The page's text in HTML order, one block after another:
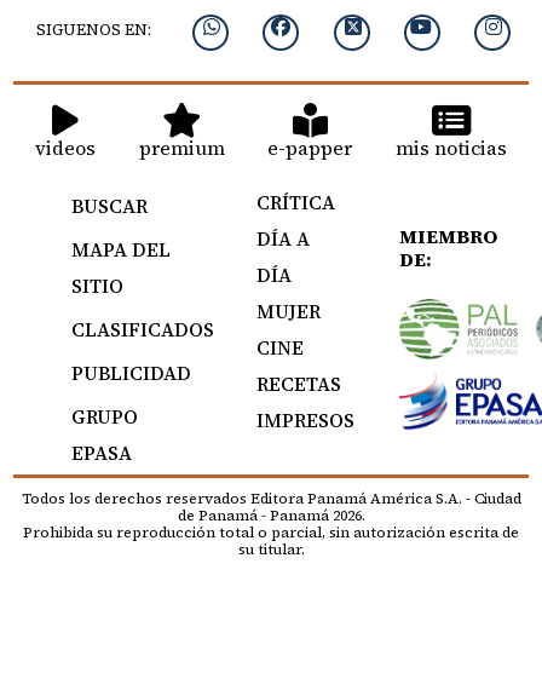
SIGUENOS EN:
videos premium e-papper mis noticias
BUSCAR
MAPA DEL
SITIO
CLASIFICADOS
PUBLICIDAD
GRUPO
EPASA
CRÍTICA
DÍA A
DÍA
MUJER
CINE
RECETAS
IMPRESOS
MIEMBRO
DE:
Todos los derechos reservados Editora Panamá América S.A. - Ciudad
de Panamá - Panamá 2026.
Prohibida su reproducción total o parcial, sin autorización escrita de
su titular.